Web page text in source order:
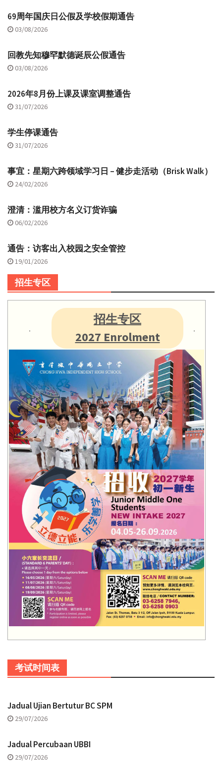
69周年国庆日公假及学校假期通告
03/08/2026
回教先知穆罕默德诞辰公假通告
03/08/2026
2026年8月份上课及课室调整通告
31/07/2026
学生停课通告
31/07/2026
事宜：星期六跨领域学习日 – 健步走活动（Brisk Walk）
24/02/2026
澄清：滥用校方名义订货诈骗
06/02/2026
通告：访客出入校园之安全管控
19/01/2026
招生专区
招生专区
2027 Enrolment
考试时间表
Jadual Ujian Bertutur BC SPM
29/07/2026
Jadual Percubaan UBBI
29/07/2026